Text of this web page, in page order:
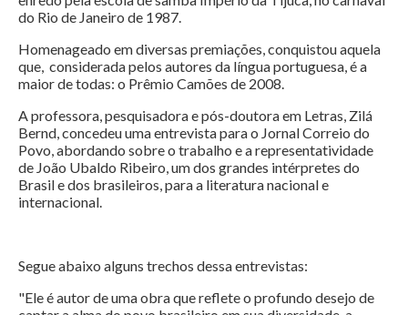
do Rio de Janeiro de 1987.
Homenageado em diversas premiações, conquistou aquela
que, considerada pelos autores da língua portuguesa, é a
maior de todas: o Prêmio Camões de 2008.
A professora, pesquisadora e pós-doutora em Letras, Zilá
Bernd, concedeu uma entrevista para o Jornal Correio do
Povo, abordando sobre o trabalho e a representatividade
de João Ubaldo Ribeiro, um dos grandes intérpretes do
Brasil e dos brasileiros, para a literatura nacional e
internacional.
Segue abaixo alguns trechos dessa entrevistas:
"Ele é autor de uma obra que reflete o profundo desejo de